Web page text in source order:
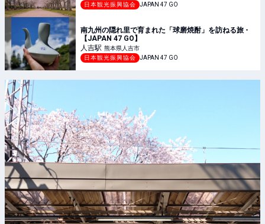
日本観光振興協会
JAPAN 47 GO
南九州の隠れ里で育まれた「球磨焼酎」を訪ねる旅 -
【JAPAN 47 GO】
人吉駅 熊本県人吉市
日本観光振興協会
JAPAN 47 GO